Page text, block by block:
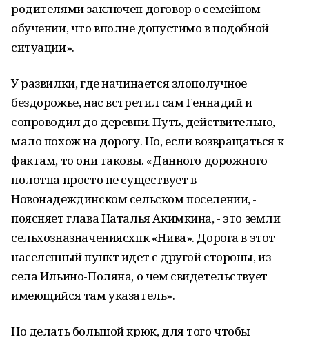
родителями заключен договор о семейном
обучении, что вполне допустимо в подобной
ситуации».
У развилки, где начинается злополучное
бездорожье, нас встретил сам Геннадий и
сопроводил до деревни. Путь, действительно,
мало похож на дорогу. Но, если возвращаться к
фактам, то они таковы. «Данного дорожного
полотна просто не существует в
Новонадеждинском сельском поселении, -
поясняет глава Наталья Акимкина, - это земли
сельхозназначениясхпк «Нива». Дорога в этот
населенный пункт идет с другой стороны, из
села Ильино-Поляна, о чем свидетельствует
имеющийся там указатель».
Но делать большой крюк, для того чтобы